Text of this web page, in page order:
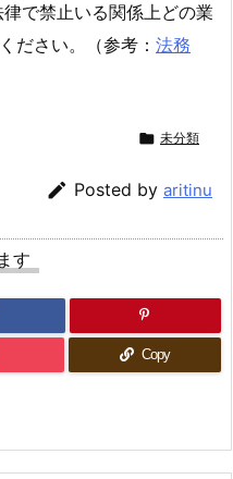
で禁止いる関係上どの業
ださい。（参考： 法務
 未分類
 Posted by aritinu
す
Copy